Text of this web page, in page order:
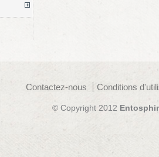
Contactez-nous Conditions
© Copyright 2012